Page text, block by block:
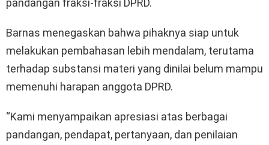
pandangan fraksi-fraksi DPRD.
Barnas menegaskan bahwa pihaknya siap untuk
melakukan pembahasan lebih mendalam, terutama
terhadap substansi materi yang dinilai belum mampu
memenuhi harapan anggota DPRD.
“Kami menyampaikan apresiasi atas berbagai
pandangan, pendapat, pertanyaan, dan penilaian